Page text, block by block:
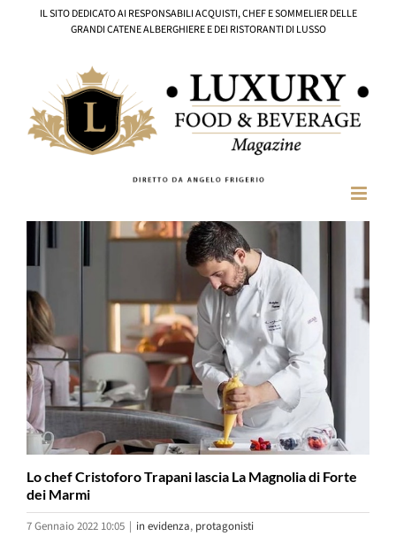
IL SITO DEDICATO AI RESPONSABILI ACQUISTI, CHEF E SOMMELIER DELLE
GRANDI CATENE ALBERGHIERE E DEI RISTORANTI DI LUSSO
Ingrandisci
immagine
Lo chef Cristoforo Trapani lascia La Magnolia di Forte
dei Marmi
7 Gennaio 2022 10:05 | in evidenza, protagonisti